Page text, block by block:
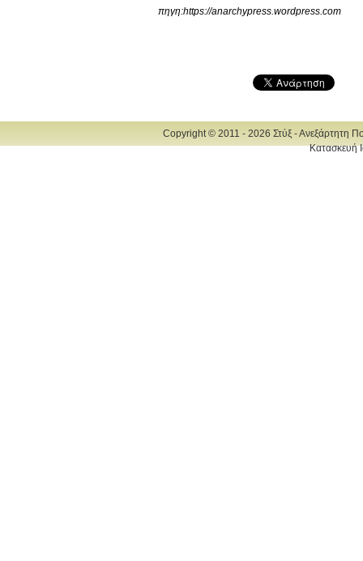
πηγη:https://anarchypress.wordpress.com
Copyright © 2011 - 2026 Στύξ - Ανεξάρτητη
Κατασκευή